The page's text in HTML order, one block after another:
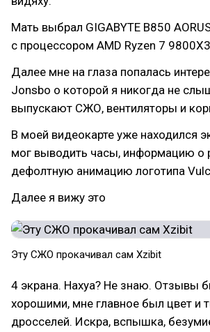
Мать выбрал GIGABYTE B850
с процессором AMD Ryzen 7
Далее мне на глаза попалась
Jonsbo о которой я никогда не
выпускают СЖО, вентиляторы и
В моей видеокарте уже находился
мог выводить часы, информацию о
дефолтную анимацию логотипа
Далее я вижу это
Эту СЖО прокачивал сам Xzibit
4 экрана. Нахуа? Не знаю. Отзывы
хорошими, мне главное был цвет и
дросселей. Искра, вспышка,